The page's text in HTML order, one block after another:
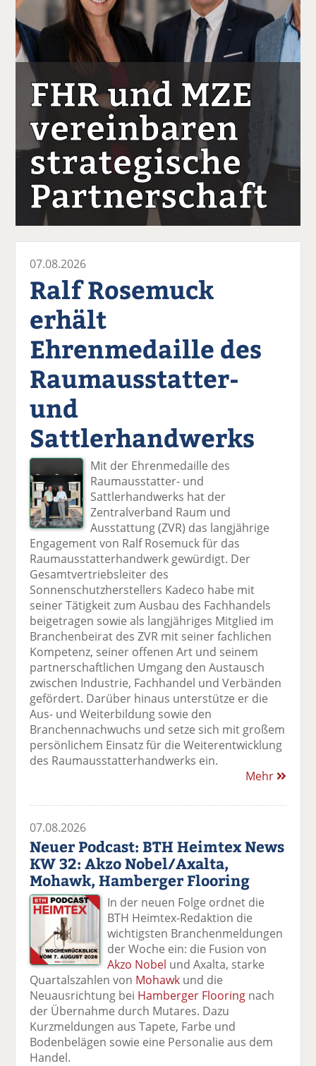
FHR und MZE
vereinbaren
strategische
Partnerschaft
07.08.2026
Ralf Rosemuck
erhält
Ehrenmedaille des
Raumausstatter-
und
Sattlerhandwerks
Mit der Ehrenmedaille des
Raumausstatter- und
Sattlerhandwerks hat der
Zentralverband Raum und
Ausstattung (ZVR) das langjährige
Engagement von Ralf Rosemuck für das
Raumausstatterhandwerk gewürdigt. Der
Gesamtvertriebsleiter des
Sonnenschutzherstellers Kadeco habe mit
seiner Tätigkeit zum Ausbau des Fachhandels
beigetragen sowie als langjähriges Mitglied im
Branchenbeirat des ZVR mit seiner fachlichen
Kompetenz, seiner offenen Art und seinem
partnerschaftlichen Umgang den Austausch
zwischen Industrie, Fachhandel und Verbänden
gefördert. Darüber hinaus unterstütze er die
Aus- und Weiterbildung sowie den
Branchennachwuchs und setze sich mit großem
persönlichem Einsatz für die Weiterentwicklung
des Raumausstatterhandwerks ein.
Mehr
07.08.2026
Neuer Podcast: BTH Heimtex News
KW 32: Akzo Nobel/Axalta,
Mohawk, Hamberger Flooring
In der neuen Folge ordnet die
BTH Heimtex-Redaktion die
wichtigsten Branchenmeldungen
der Woche ein: die Fusion von
Akzo Nobel und Axalta, starke
Quartalszahlen von Mohawk und die
Neuausrichtung bei Hamberger Flooring nach
der Übernahme durch Mutares. Dazu
Kurzmeldungen aus Tapete, Farbe und
Bodenbelägen sowie eine Personalie aus dem
Handel.